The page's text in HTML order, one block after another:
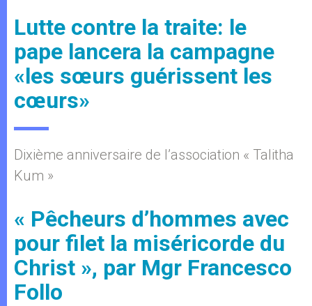
Lutte contre la traite: le
pape lancera la campagne
«les sœurs guérissent les
cœurs»
Dixième anniversaire de l’association « Talitha
Kum »
« Pêcheurs d’hommes avec
pour filet la miséricorde du
Christ », par Mgr Francesco
Follo